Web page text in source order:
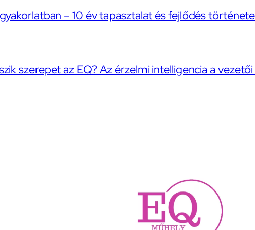
– 10 év tapasztalat és fejlődés története
szerepet az EQ? Az érzelmi intelligencia a